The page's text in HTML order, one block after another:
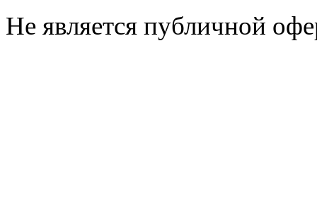
Не является публичной